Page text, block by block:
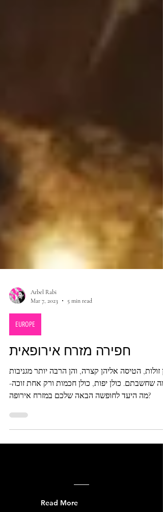
Arbel Rabi
Mar 7, 2023
EUROPE
חפירה מזרח אירופאית
הן זולות, הטיסה אליהן קצרה, והן הרבה יותר מגניבות
שחשבתם. כולן יפות, כולן חכמות ורק אחת זוכה-